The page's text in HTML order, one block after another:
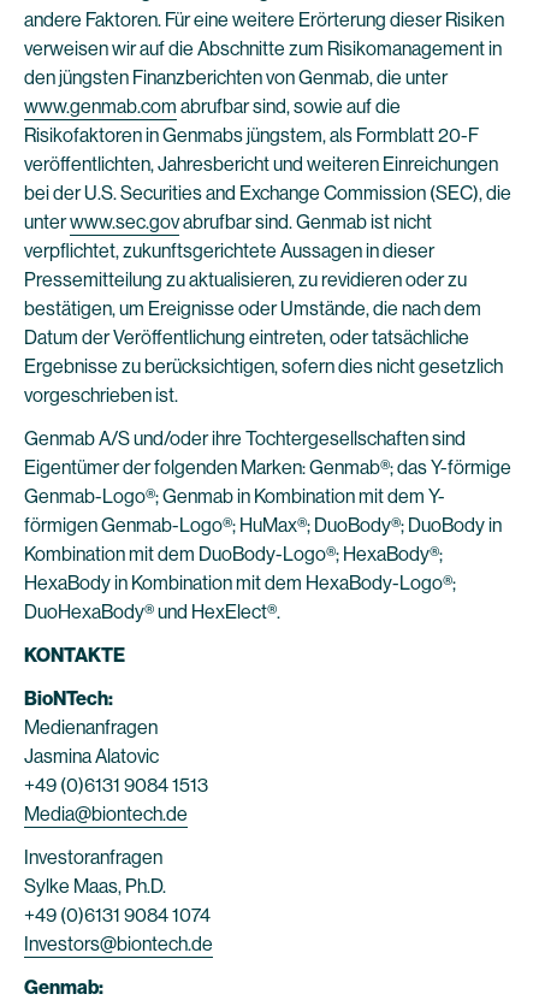
andere Faktoren. Für eine weitere Erörterung dieser Risiken
verweisen wir auf die Abschnitte zum Risikomanagement in
den jüngsten Finanzberichten von Genmab, die unter
www.genmab.com abrufbar sind, sowie auf die
Risikofaktoren in Genmabs jüngstem, als Formblatt 20-F
veröffentlichten, Jahresbericht und weiteren Einreichungen
bei der U.S. Securities and Exchange Commission (SEC), die
unterwww.sec.govabrufbar sind. Genmab ist nicht
verpflichtet, zukunftsgerichtete Aussagen in dieser
Pressemitteilung zu aktualisieren, zu revidieren oder zu
bestätigen, um Ereignisse oder Umstände, die nach dem
Datum der Veröffentlichung eintreten, oder tatsächliche
Ergebnisse zu berücksichtigen, sofern dies nicht gesetzlich
vorgeschrieben ist.
Genmab A/S und/oder ihre Tochtergesellschaften sind
Eigentümer der folgenden Marken: Genmab®; das Y-förmige
Genmab-Logo®; Genmab in Kombination mit dem Y-
förmigen Genmab-Logo®; HuMax®; DuoBody®; DuoBody in
Kombination mit dem DuoBody-Logo®; HexaBody®;
HexaBody in Kombination mit dem HexaBody-Logo®;
DuoHexaBody® und HexElect®.
KONTAKTE
BioNTech:
Medienanfragen
Jasmina Alatovic
+49 (0)6131 9084 1513
Media@biontech.de
Investoranfragen
Sylke Maas, Ph.D.
+49 (0)6131 9084 1074
Investors@biontech.de
Genmab: